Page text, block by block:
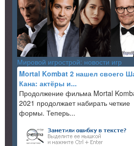
Мировой игрострой: новости игр
Mortal Kombat 2 нашел своего
Кана: актёры и...
Продолжение фильма Mortal
2021 продолжает набирать четкие
формы. Теперь...